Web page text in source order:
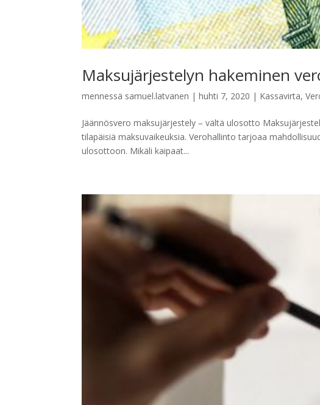
Maksujärjestelyn hakeminen
mennessä samuel.latvanen |huhti 7, 2020 | Kassavirta,
Jäännösvero maksujärjestely – vältä ulosotto
tilapäisiä maksuvaikeuksia. Verohallinto tarjoaa
ulosottoon. Mikäli kaipaat...